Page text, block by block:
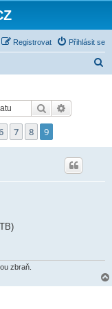
Přihlásit se
Registrovat
Hledat
7 8 9
zbraň.